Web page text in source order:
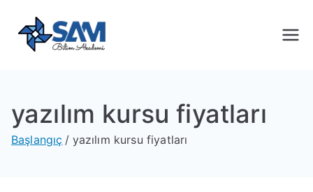
yazılım kursu fiyatları
Başlangıç yazılım kursu fiyatları